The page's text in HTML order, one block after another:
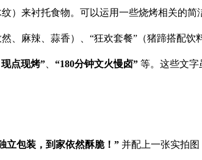
）来衬托食物。可以运用一些烧烤相关的简
、麻辣、蒜香）、“狂欢套餐”（猪蹄搭配饮
点现烤” “180分钟文火慢卤” 等。这些文
立包装，到家依然酥脆！” 并配上一张实拍